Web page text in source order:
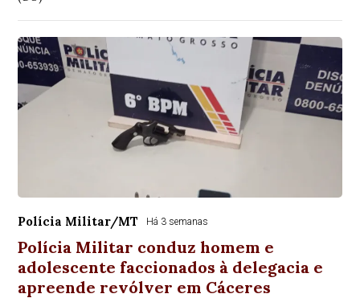
Polícia Militar/MT Há 3 semanas
Polícia Militar conduz homem e
adolescente faccionados à delegacia e
apreende revólver em Cáceres